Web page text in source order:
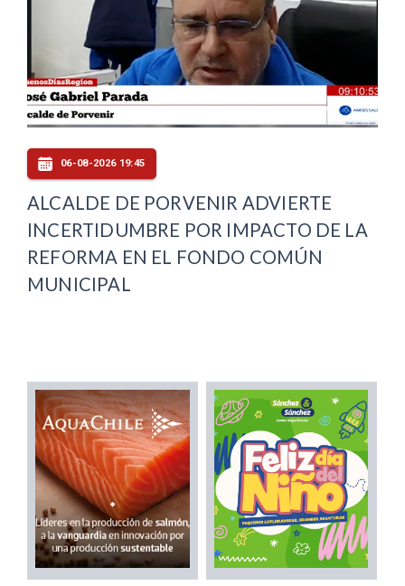
06-08-2026 19:45
ALCALDE DE PORVENIR ADVIERTE
INCERTIDUMBRE POR IMPACTO DE LA
REFORMA EN EL FONDO COMÚN
MUNICIPAL